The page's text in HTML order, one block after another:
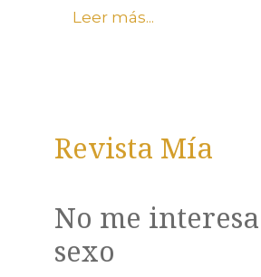
Leer más...
Revista Mía
No me
sexo